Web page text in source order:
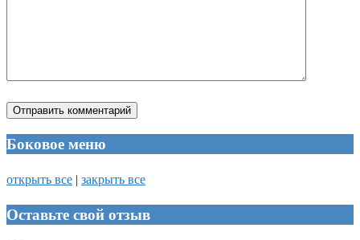
Боковое меню
открыть все | закрыть все
Оставьте свой отзыв